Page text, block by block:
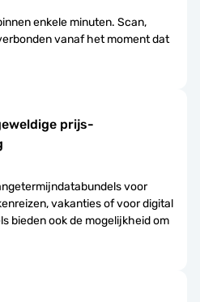
enkele minuten. Scan,
vanaf het moment dat
prijs-
voor
vakanties of voor digital
bieden ook de mogelijkheid om